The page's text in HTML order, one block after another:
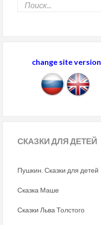
change site version
СКАЗКИДЛЯ ДЕТЕЙ
Пушкин. Сказки для детей
Сказка Маше
Сказки Льва Толстого